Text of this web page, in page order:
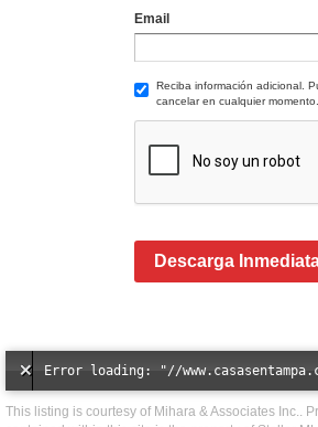
Email
Reciba información adicional.
cancelar en cualquier momento.
Descarga
This listing is courtesy of Mihara & Associates Inc..